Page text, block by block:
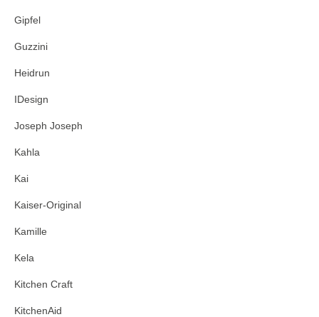
Gipfel
Guzzini
Heidrun
IDesign
Joseph Joseph
Kahla
Kai
Kaiser-Original
Kamille
Kela
Kitchen Craft
KitchenAid